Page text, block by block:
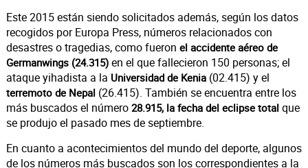
Este 2015 están siendo solicitados además, según los datos
recogidos por Europa Press, números relacionados con
desastres o tragedias, como fueron el accidente aéreo de
Germanwings (24.315)en el que fallecieron 150 personas; el
ataque yihadista a la Universidad de Kenia(02.415) y el
terremoto de Nepal(26.415). También se encuentra entre los
más buscados el número 28.915, la fecha del eclipse total que
se produjo el pasado mes de septiembre.
En cuanto a acontecimientos del mundo del deporte, algunos
de los números más buscados son los correspondientes a la